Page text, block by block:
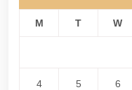
M T W
4 5 6